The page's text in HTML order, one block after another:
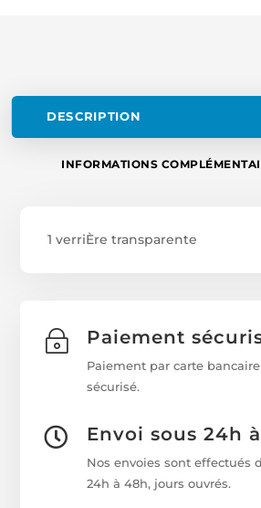
DESCRIPTION
INFORMATIONS
1 verriÈre transparente
~ Paiement
Paiement par carte
sécurisé.
 Envoi sous 24h
Nos envoies sont effectués
24h à 48h, jours ouvrés.